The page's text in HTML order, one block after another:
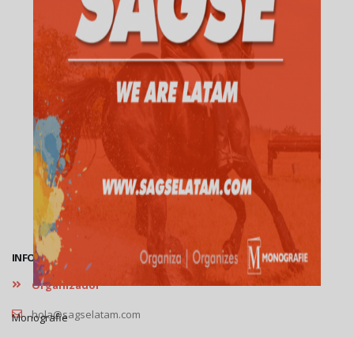
INFORMACIÓN
Organizador
hola@sagselatam.com
Monografie